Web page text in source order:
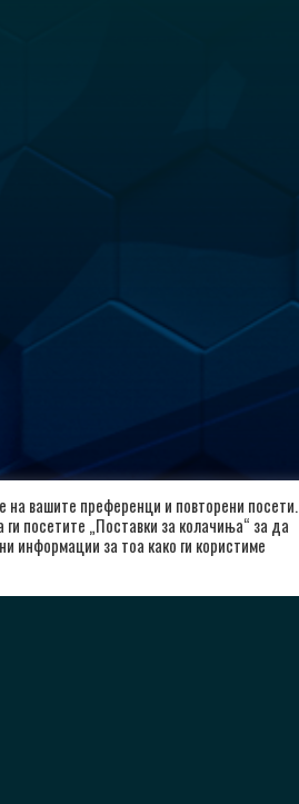
Важни Линкови
Почетна
на вашите преференци и повторени посети.
посетите „Поставки за колачиња“ за да
информации за тоа како ги користиме